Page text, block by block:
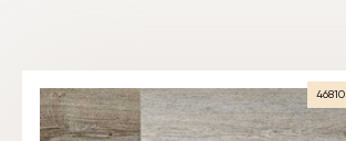
46810